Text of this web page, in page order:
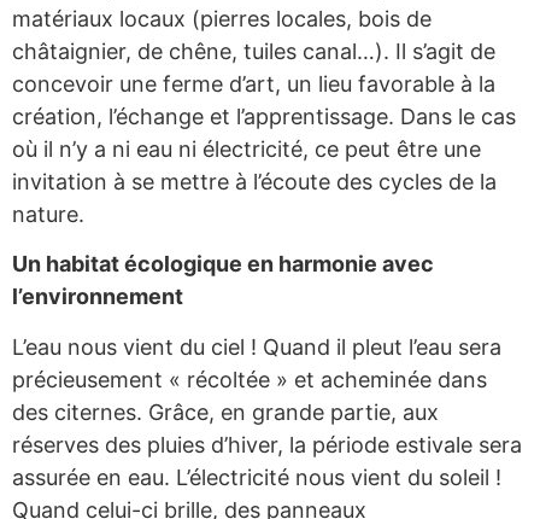
matériaux locaux (pierres locales, bois de
châtaignier, de chêne, tuiles canal…). Il s’agit de
concevoir une ferme d’art, un lieu favorable à la
création, l’échange et l’apprentissage. Dans le cas
où il n’y a ni eau ni électricité, ce peut être une
invitation à se mettre à l’écoute des cycles de la
nature.
Un habitat écologique en harmonie avec
l’environnement
L’eau nous vient du ciel ! Quand il pleut l’eau sera
précieusement « récoltée » et acheminée dans
des citernes. Grâce, en grande partie, aux
réserves des pluies d’hiver, la période estivale sera
assurée en eau. L’électricité nous vient du soleil !
Quand celui-ci brille, des panneaux